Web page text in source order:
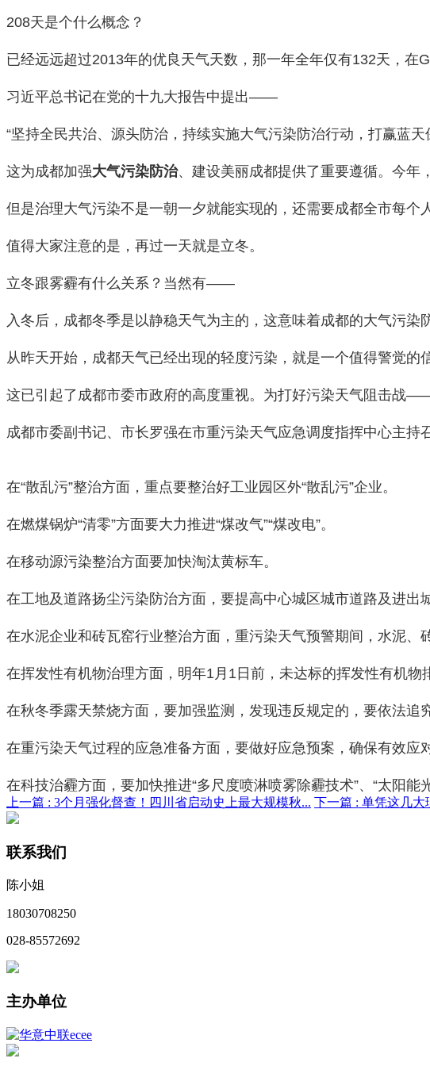
208天是个什么概念？
已经远远超过2013年的优良天气天数，那一年全年仅有132天，在
习近平总书记在党的十九大报告中提出——
“坚持全民共治、源头防治，持续实施大气污染防治行动，打赢蓝天
这为成都加强大气污染防治、建设美丽成都提供了重要遵循。今年
但是治理大气污染不是一朝一夕就能实现的，还需要成都全市每个
值得大家注意的是，再过一天就是立冬。
立冬跟雾霾有什么关系？当然有——
入冬后，成都冬季是以静稳天气为主的，这意味着成都的大气污染
从昨天开始，成都天气已经出现的轻度污染，就是一个值得警觉的
这已引起了成都市委市政府的高度重视。为打好污染天气阻击战
成都市委副书记、市长罗强在市重污染天气应急调度指挥中心主
在“散乱污”整治方面，重点要整治好工业园区外“散乱污”企业。
在燃煤锅炉“清零”方面要大力推进“煤改气”“煤改电”。
在移动源污染整治方面要加快淘汰黄标车。
在工地及道路扬尘污染防治方面，要提高中心城区城市道路及进出
在水泥企业和砖瓦窑行业整治方面，重污染天气预警期间，水泥、
在挥发性有机物治理方面，明年1月1日前，未达标的挥发性有机物
在秋冬季露天禁烧方面，要加强监测，发现违反规定的，要依法追
在重污染天气过程的应急准备方面，要做好应急预案，确保有效应对
在科技治霾方面，要加快推进“多尺度喷淋喷雾除霾技术”、“太阳
上一篇 : 3个月强化督查！四川省启动史上最大规模秋... 下一篇 : 单凭这几大
联系我们
陈小姐
18030708250
028-85572692
主办单位